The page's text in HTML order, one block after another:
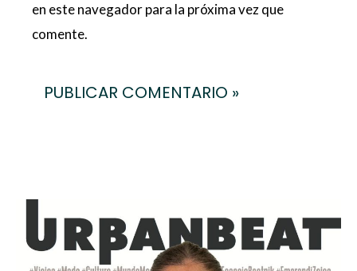
en este navegador para la próxima vez que
comente.